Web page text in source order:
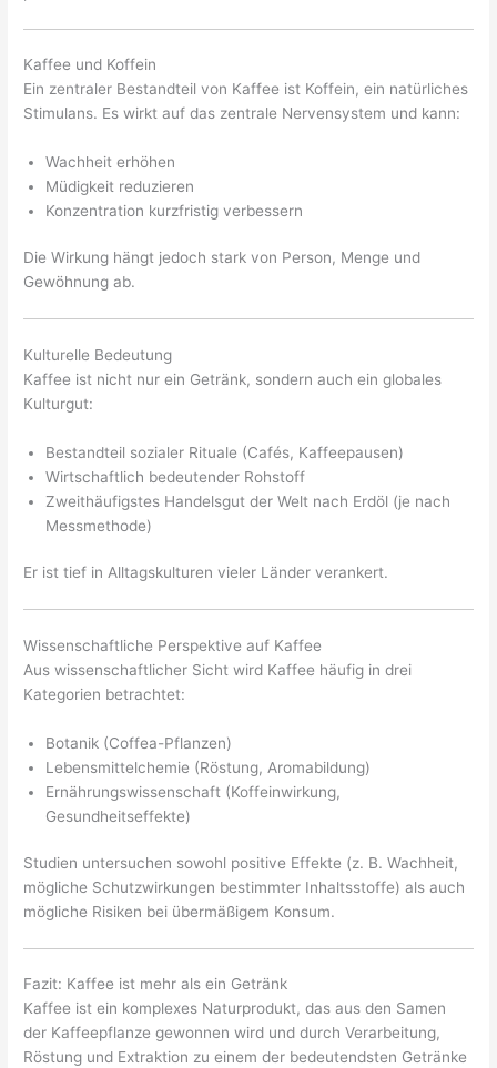
Kaffee und Koffein
Ein zentraler Bestandteil von Kaffee ist Koffein, ein natürliches
Stimulans. Es wirkt auf das zentrale Nervensystem und kann:
Wachheit erhöhen
Müdigkeit reduzieren
Konzentration kurzfristig verbessern
Die Wirkung hängt jedoch stark von Person, Menge und
Gewöhnung ab.
Kulturelle Bedeutung
Kaffee ist nicht nur ein Getränk, sondern auch ein globales
Kulturgut:
Bestandteil sozialer Rituale (Cafés, Kaffeepausen)
Wirtschaftlich bedeutender Rohstoff
Zweithäufigstes Handelsgut der Welt nach Erdöl (je nach
Messmethode)
Er ist tief in Alltagskulturen vieler Länder verankert.
Wissenschaftliche Perspektive auf Kaffee
Aus wissenschaftlicher Sicht wird Kaffee häufig in drei
Kategorien betrachtet:
Botanik (Coffea-Pflanzen)
Lebensmittelchemie (Röstung, Aromabildung)
Ernährungswissenschaft (Koffeinwirkung,
Gesundheitseffekte)
Studien untersuchen sowohl positive Effekte (z. B. Wachheit,
mögliche Schutzwirkungen bestimmter Inhaltsstoffe) als auch
mögliche Risiken bei übermäßigem Konsum.
Fazit: Kaffee ist mehr als ein Getränk
Kaffee ist ein komplexes Naturprodukt, das aus den Samen
der Kaffeepflanze gewonnen wird und durch Verarbeitung,
Röstung und Extraktion zu einem der bedeutendsten Getränke